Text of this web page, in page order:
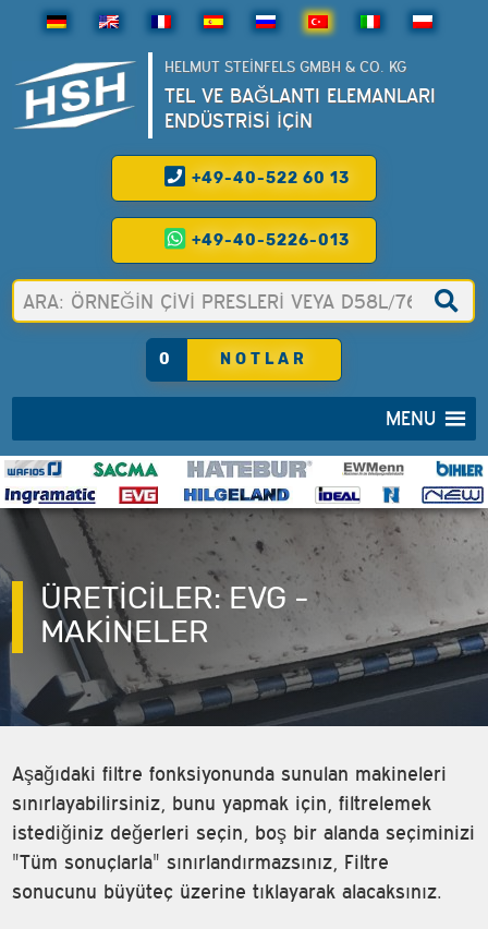
HELMUT STEINFELS GMBH & CO. KG
TEL VE BAĞLANTI ELEMANLARI
ENDÜSTRİSİ İÇİN
+49-40-522 60 13
+49-40-5226-013
0 NOTLAR
MENU
ÜRETİCİLER: EVG -
MAKINELER
Aşağıdaki filtre fonksiyonunda sunulan makineleri
sınırlayabilirsiniz, bunu yapmak için, filtrelemek
istediğiniz değerleri seçin, boş bir alanda seçiminizi
"Tüm sonuçlarla" sınırlandırmazsınız, Filtre
sonucunu büyüteç üzerine tıklayarak alacaksınız.